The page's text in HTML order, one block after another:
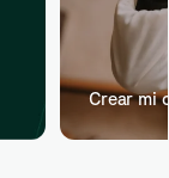
Crear mi